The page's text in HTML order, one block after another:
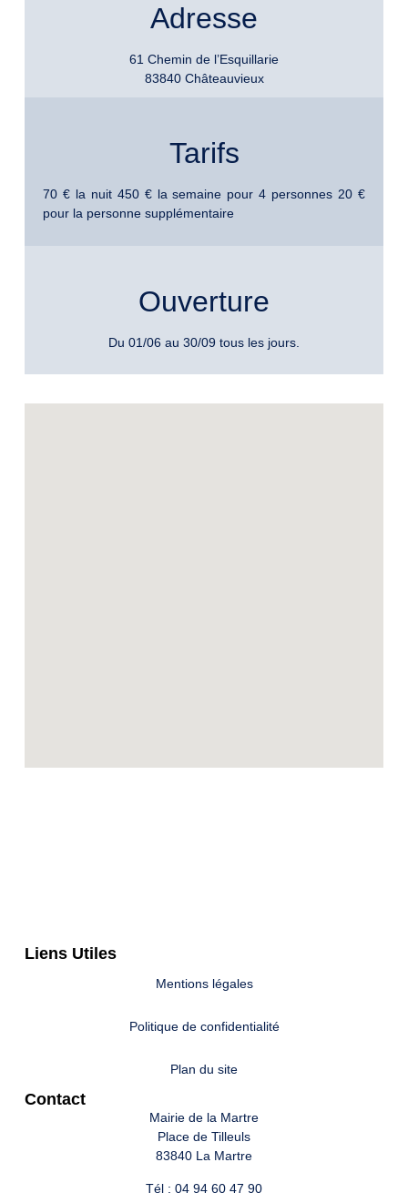
Adresse
61 Chemin de l’Esquillarie
83840 Châteauvieux
Tarifs
70 € la nuit 450 € la semaine pour 4 personnes 20 €
pour la personne supplémentaire
Ouverture
Du 01/06 au 30/09 tous les jours.
Liens Utiles
Mentions légales
Politique de confidentialité
Plan du site
Contact
Mairie de la Martre
Place de Tilleuls
83840 La Martre
Tél : 04 94 60 47 90